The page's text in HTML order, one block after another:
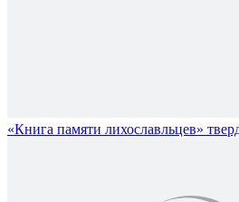
«Книга памяти лихославльцев»